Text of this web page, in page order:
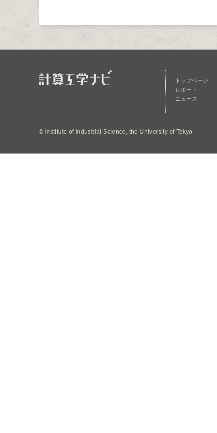
トップページ
レポート
ニュース
© Institute of Industrial Science, the University of Tokyo